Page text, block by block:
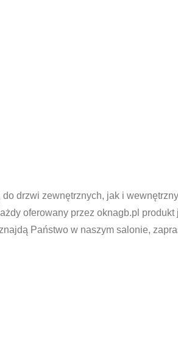
drzwi zewnętrznych, jak i
oferowany przez oknagb.pl
Państwo w naszym salonie,